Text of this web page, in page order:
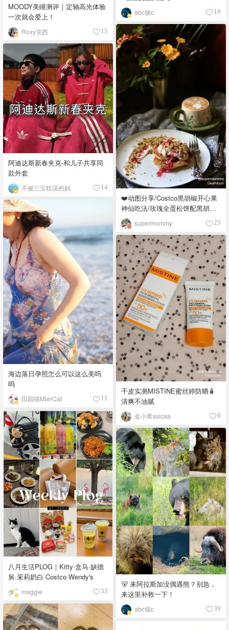
abc個c 18
MOODY美瞳测评｜定轴高光体验
一次就会爱上！
Roxy克西 15
❤️动图分享/Costco黑胡椒开心果
神仙吃法/玫瑰全蛋松饼配黑胡椒
开心果碎太惊艳😍
supermommy 25
阿迪达斯新春夹克-和儿子共享同
款外套
不被三宝耽误的妈 14
海边落日孕照怎么可以这么美呜
呜
田园猫MierCat 11
干皮实测MISTINE蜜丝婷防晒🧴
清爽不油腻
金小希ssicaa 6
八月生活PLOG｜Kitty·盒马·缺德
舅·茉莉奶白·Costco·Wendy's
maggie 33
🐻 来阿拉斯加没偶遇熊？别急，
来这里补救一下！
abc個c 39